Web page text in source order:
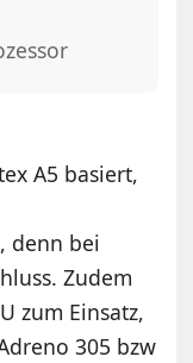
A5 basiert,
denn bei
Zudem
zum Einsatz,
305 bzw